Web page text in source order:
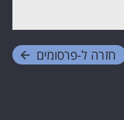
חזרה ל-פרסומים